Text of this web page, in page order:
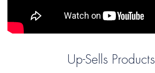
Up-Sells Products